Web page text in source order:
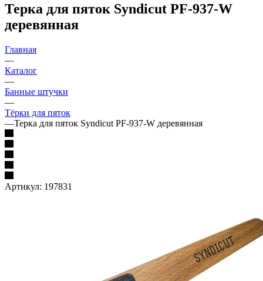
Терка для пяток Syndicut PF-937-W
деревянная
Главная
—
Каталог
—
Банные штучки
—
Тёрки для пяток
—Терка для пяток Syndicut PF-937-W деревянная
Артикул: 197831